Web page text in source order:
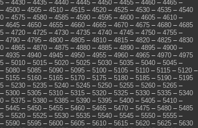
– 4430 – 4435 – 4440 – 4445 – 4450 – 4455 – 4460 – 4465 –
– 4500 – 4505 – 4510 – 4515 – 4520 – 4525 – 4530 – 4535 – 4540
– 4575 – 4580 – 4585 – 4590 – 4595 – 4600 – 4605 – 4610 –
– 4645 – 4650 – 4655 – 4660 – 4665 – 4670 – 4675 – 4680 – 4685
– 4720 – 4725 – 4730 – 4735 – 4740 – 4745 – 4750 – 4755 –
– 4790 – 4795 – 4800 – 4805 – 4810 – 4815 – 4820 – 4825 – 4830
– 4865 – 4870 – 4875 – 4880 – 4885 – 4890 – 4895 – 4900 –
– 4935 – 4940 – 4945 – 4950 – 4955 – 4960 – 4965 – 4970 – 4975
– 5010 – 5015 – 5020 – 5025 – 5030 – 5035 – 5040 – 5045 –
– 5080 – 5085 – 5090 – 5095 – 5100 – 5105 – 5110 – 5115 – 5120 –
– 5155 – 5160 – 5165 – 5170 – 5175 – 5180 – 5185 – 5190 – 5195
– 5230 – 5235 – 5240 – 5245 – 5250 – 5255 – 5260 – 5265 –
– 5300 – 5305 – 5310 – 5315 – 5320 – 5325 – 5330 – 5335 – 5340
– 5375 – 5380 – 5385 – 5390 – 5395 – 5400 – 5405 – 5410 –
– 5445 – 5450 – 5455 – 5460 – 5465 – 5470 – 5475 – 5480 – 5485
– 5520 – 5525 – 5530 – 5535 – 5540 – 5545 – 5550 – 5555 –
– 5590 – 5595 – 5600 – 5605 – 5610 – 5615 – 5620 – 5625 – 5630